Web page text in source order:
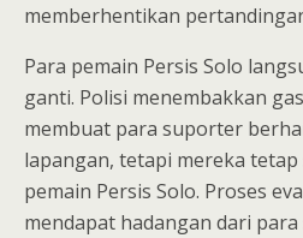
memberhentikan
Para pemain Persis Solo
ganti. Polisi menembakkan
membuat para suporter
lapangan, tetapi mereka
pemain Persis Solo. Proses
mendapat hadangan dari